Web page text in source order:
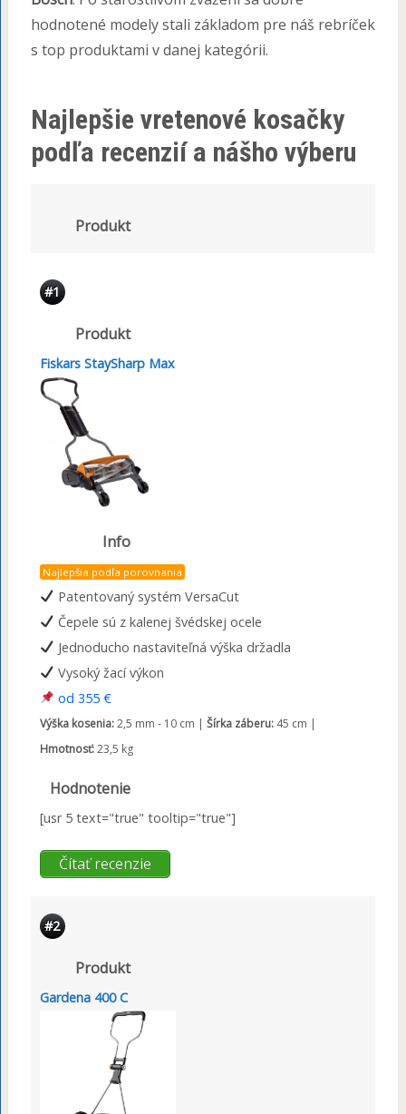
hodnotené modely stali základom pre náš rebríček
s top produktami v danej kategórii.
Najlepšie vretenové kosačky
podľa recenzií a nášho výberu
Produkt
#1
Produkt
Fiskars StaySharp Max
Info
Najlepšia podľa porovnania
Patentovaný systém VersaCut
Čepele sú z kalenej švédskej ocele
Jednoducho nastaviteľná výška držadla
Vysoký žací výkon
od 355 €
Výška kosenia:2,5 mm - 10 cm | Šírka záberu:45 cm |
Hmotnosť:23,5 kg
Hodnotenie
[usr 5 text="true" tooltip="true"]
Čítať recenzie
#2
Produkt
Gardena 400 C